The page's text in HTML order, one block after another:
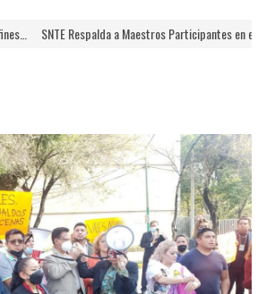
SNTE Respalda a Maestros Participantes en el